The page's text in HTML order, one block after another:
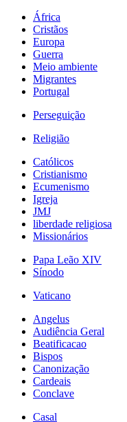
África
Cristãos
Europa
Guerra
Meio ambiente
Migrantes
Portugal
Perseguição
Religião
Católicos
Cristianismo
Ecumenismo
Igreja
JMJ
liberdade religiosa
Missionários
Papa Leão XIV
Sínodo
Vaticano
Angelus
Audiência Geral
Beatificacao
Bispos
Canonização
Cardeais
Conclave
Casal